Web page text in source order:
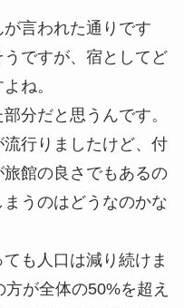
言われた通りです
ですが、宿としてど
ね。
分だと思うんです。
流行りましたけど、付
館の良さでもあるの
うのはどうなのかな
も人口は減り続けま
が全体の50%を超え